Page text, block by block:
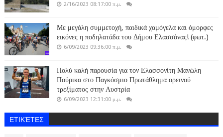
2/16/2023 08:17:00 π.μ.
Με μεγάλη συμμετοχή, παιδικά χαμόγελα και όμορφες
εικόνες η ποδηλατάδα του Δήμου Ελασσόνας! (φωτ.)
6/09/2023 09:36:00 π.μ.
Πολύ καλή παρουσία για τον Ελασσονίτη Μανώλη
Πούρικα στο Παγκόσμιο Πρωτάθλημα ορεινού
τρεξίματος στην Αυστρία
6/09/2023 12:31:00 μ.μ.
ΕΤΙΚΈΤΕΣ